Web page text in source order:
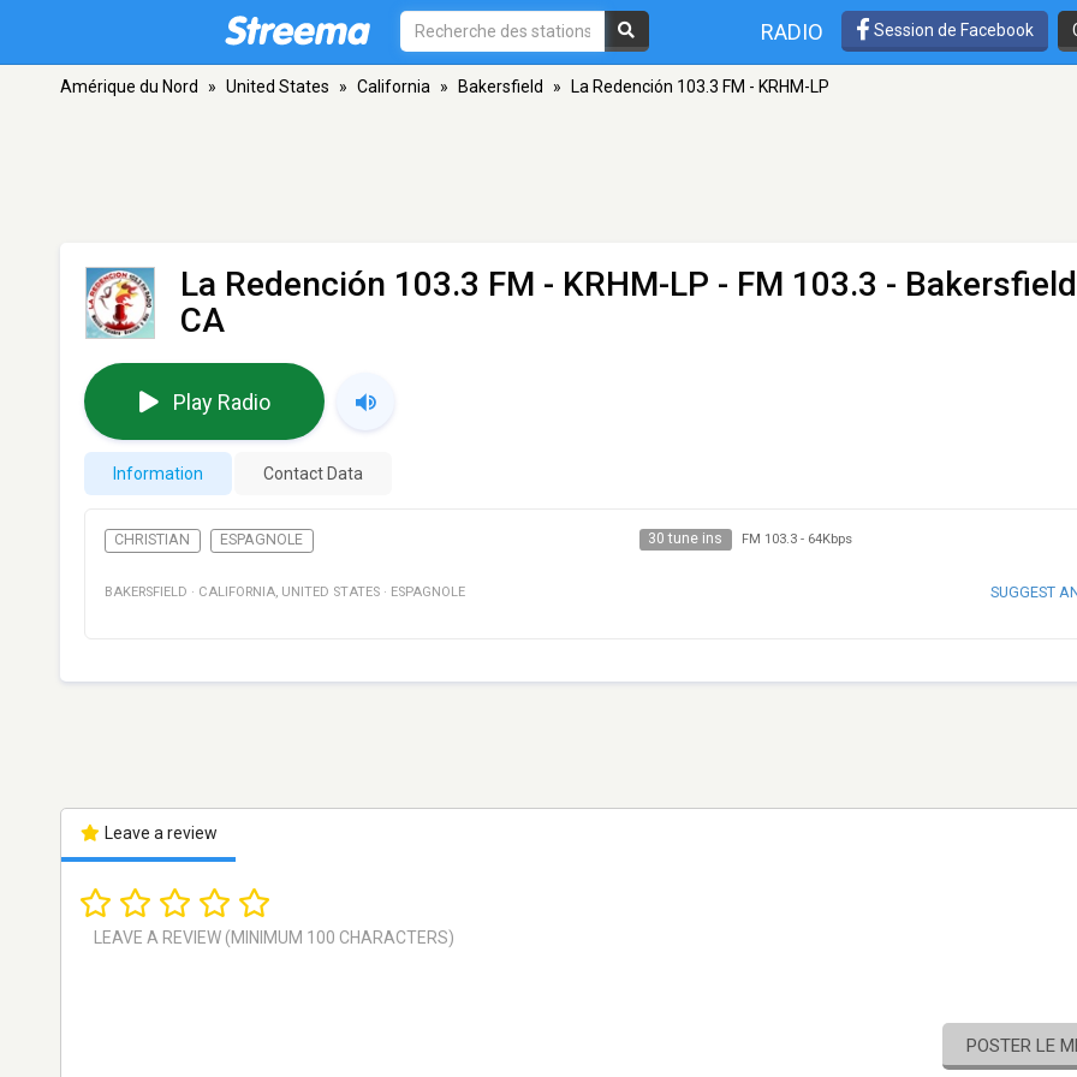
RADIO Session de Facebook
Amérique du Nord » United States » California » Bakersfield » La Redención 103.3 FM - KRHM-LP
La Redención 103.3 FM - KRHM-LP - FM 103.3 -
CA
Play Radio
Information Contact Data
CHRISTIAN ESPAGNOLE 30 tune ins FM 103.3- 64Kbps
BAKERSFIELD · CALIFORNIA, UNITED STATES · ESPAGNOLE SUGGEST
Leave a review
POSTER LE